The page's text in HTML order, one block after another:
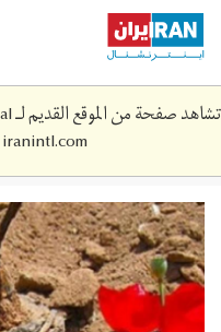
Skip
main
content
تشاهد صفحة من الموقع القديم لـ Iran International لم تعد محدثة. قم بزيارة
iranintl.com
1.jpg